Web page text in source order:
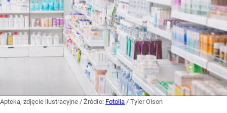
Apteka, zdjęcie ilustracyjne / Źródło: Fotolia / Tyler Olson